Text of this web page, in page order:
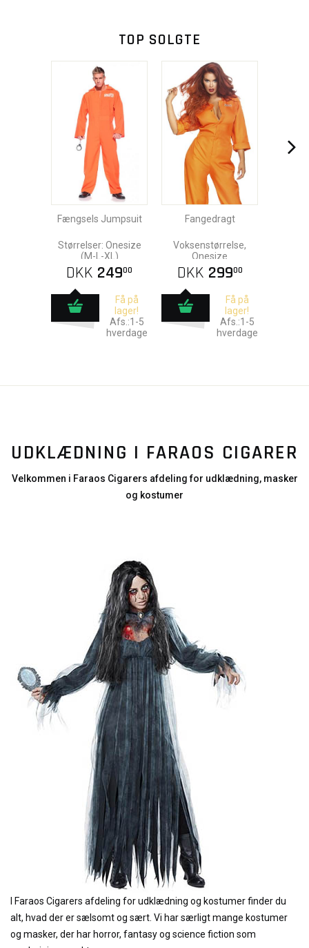
TOP SOLGTE
Fængsels Jumpsuit
Størrelser: Onesize
(M-L-XL)
DKK 24900
Få på
lager!
Afs.:1-5
hverdage
Fangedragt
Voksenstørrelse,
Onesize
DKK 29900
Få på
lager!
Afs.:1-5
hverdage
UDKLÆDNING I FARAOS CIGARER
Velkommen i Faraos Cigarers afdeling for udklædning, masker
og kostumer
I Faraos Cigarers afdeling for udklædning og kostumer finder du
alt, hvad der er sælsomt og sært. Vi har særligt mange kostumer
og masker, der har horror, fantasy og science fiction som